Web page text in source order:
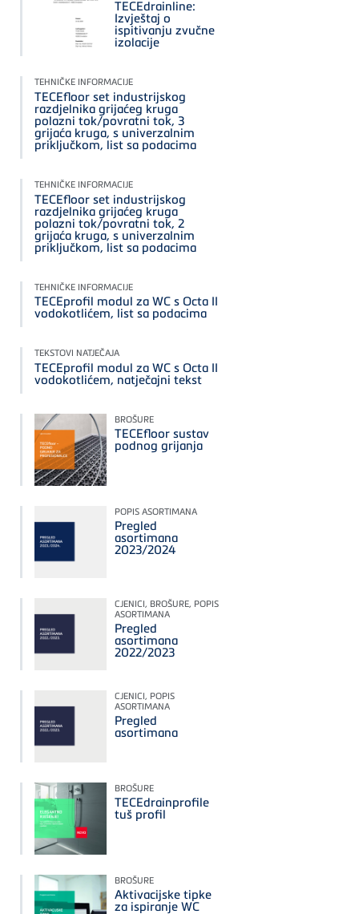
TECEdrainline:
Izvještaj o
ispitivanju zvučne
izolacije
TEHNIČKE INFORMACIJE
TECEfloor set industrijskog
razdjelnika grijaćeg kruga
polazni tok/povratni tok, 3
grijaća kruga, s univerzalnim
priključkom, list sa podacima
TEHNIČKE INFORMACIJE
TECEfloor set industrijskog
razdjelnika grijaćeg kruga
polazni tok/povratni tok, 2
grijaća kruga, s univerzalnim
priključkom, list sa podacima
TEHNIČKE INFORMACIJE
TECEprofil modul za WC s Octa II
vodokotlićem, list sa podacima
TEKSTOVI NATJEČAJA
TECEprofil modul za WC s Octa II
vodokotlićem, natječajni tekst
BROŠURE
TECEfloor sustav
podnog grijanja
POPIS ASORTIMANA
Pregled
asortimana
2023/2024
CJENICI, BROŠURE, POPIS
ASORTIMANA
Pregled
asortimana
2022/2023
CJENICI, POPIS
ASORTIMANA
Pregled
asortimana
BROŠURE
TECEdrainprofile
tuš profil
BROŠURE
Aktivacijske tipke
za ispiranje WC